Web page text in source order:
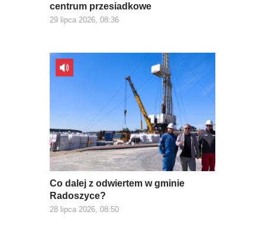
centrum przesiadkowe
29 lipca 2026, 08:36
Co dalej z odwiertem w gminie
Radoszyce?
28 lipca 2026, 08:50